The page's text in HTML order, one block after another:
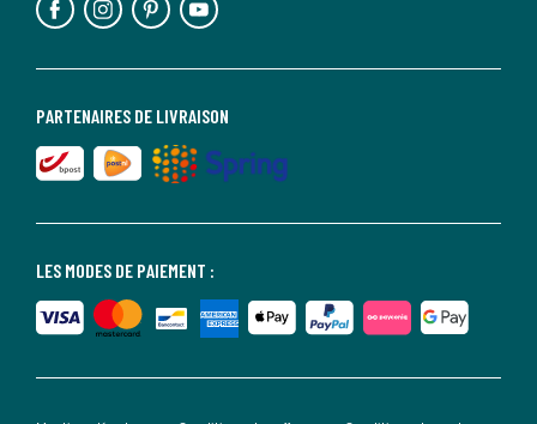
LES MODES DE PAIEMENT :
PARTENAIRES DE LIVRAISON